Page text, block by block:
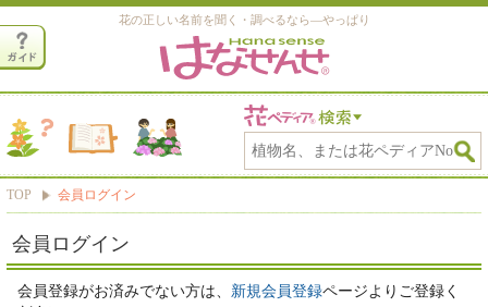
花の正しい名前を聞く・調べるなら―やっぱり
TOP 会員ログイン
会員ログイン
会員登録がお済みでない方は、 新規会員登録ページよりご登録く